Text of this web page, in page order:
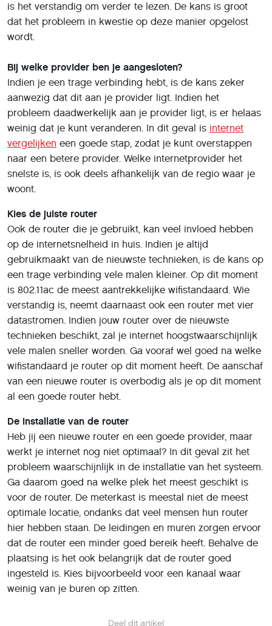
Deel dit artikel
is het verstandig om verder te lezen. De kans is groot
dat het probleem in kwestie op deze manier opgelost
wordt.
Bij welke provider ben je aangesloten?
Indien je een trage verbinding hebt, is de kans zeker
aanwezig dat dit aan je provider ligt. Indien het
probleem daadwerkelijk aan je provider ligt, is er helaas
weinig dat je kunt veranderen. In dit geval is internet
vergelijken een goede stap, zodat je kunt overstappen
naar een betere provider. Welke internetprovider het
snelste is, is ook deels afhankelijk van de regio waar je
woont.
Kies de juiste router
Ook de router die je gebruikt, kan veel invloed hebben
op de internetsnelheid in huis. Indien je altijd
gebruikmaakt van de nieuwste technieken, is de kans op
een trage verbinding vele malen kleiner. Op dit moment
is 802.11ac de meest aantrekkelijke wifistandaard. Wie
verstandig is, neemt daarnaast ook een router met vier
datastromen. Indien jouw router over de nieuwste
technieken beschikt, zal je internet hoogstwaarschijnlijk
vele malen sneller worden. Ga vooraf wel goed na welke
wifistandaard je router op dit moment heeft. De aanschaf
van een nieuwe router is overbodig als je op dit moment
al een goede router hebt.
De installatie van de router
Heb jij een nieuwe router en een goede provider, maar
werkt je internet nog niet optimaal? In dit geval zit het
probleem waarschijnlijk in de installatie van het systeem.
Ga daarom goed na welke plek het meest geschikt is
voor de router. De meterkast is meestal niet de meest
optimale locatie, ondanks dat veel mensen hun router
hier hebben staan. De leidingen en muren zorgen ervoor
dat de router een minder goed bereik heeft. Behalve de
plaatsing is het ook belangrijk dat de router goed
ingesteld is. Kies bijvoorbeeld voor een kanaal waar
weinig van je buren op zitten.